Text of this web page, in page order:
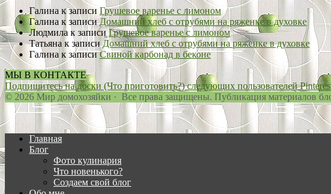
Галина к записи Грушевое варенье с лимоном
Галина к записиДомашний хлеб с отрубями на ряженке в духовке
Людмила к записиГрушевое варенье с лимоном
Татьяна к записиДомашний хлеб с отрубями на ряженке в духовке
Галина к записиСвиной карбонад в беконе
МЫ В КОНТАКТЕ
Подпишитесь на доски (Что приготовить?) следующих пользователей
© 2026 Мир домохозяйки · Все права защищены. Публикация материалов
Главная
Блог
Фото кулинария
Что новенького?
Создаем свой блог